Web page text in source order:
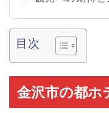
目次
金沢市の都ホ